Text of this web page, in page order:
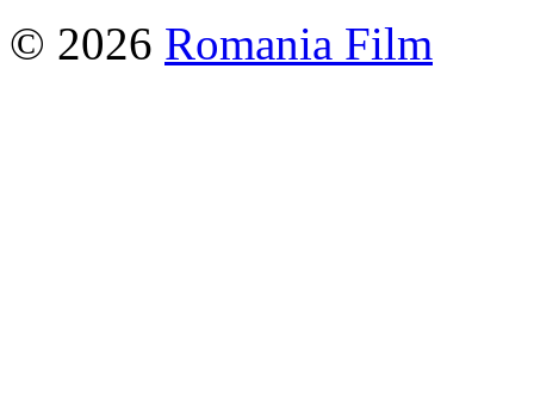
© 2026 Romania Film